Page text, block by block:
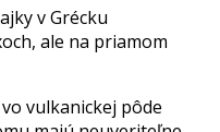
v Grécku
ale na priamom
vulkanickej pôde